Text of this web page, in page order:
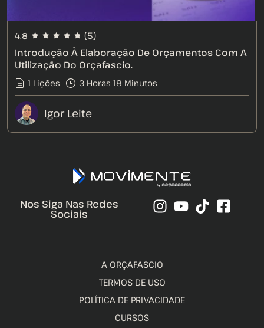
4.8 (5)
Introdução À Elaboração De Orçamentos Com A
Utilização Do Orçafascio.
1 Lições 3 Horas 18 Minutos
Igor Leite
Nos Siga Nas Redes
Sociais
A ORÇAFASCIO
TERMOS DE USO
POLÍTICA DE PRIVACIDADE
CURSOS